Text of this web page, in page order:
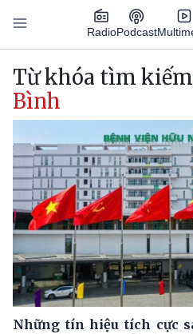
Nhảy đến nội dung
RadioPodcast
Main navigation
Từ khóa tìm
Bình
Những tín hiệu tích cực